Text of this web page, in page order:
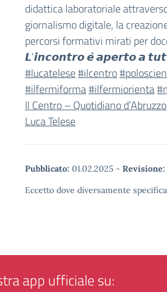
didattica laboratoriale
giornalismo digitale, la
percorsi formativi mirati per
𝙇’𝙞𝙣𝙘𝙤𝙣𝙩𝙧𝙤 𝙚̀ 𝙖𝙥𝙚𝙧𝙩𝙤 𝙖
#lucatelese#ilcentro
#ilfermiforma#ilfermiorienta
Il Centro – Quotidiano d’Abruzzo
Luca Telese
Pubblicato: 01.02.2025 - Revisione:
Eccetto dove diversamente
app ufficiale su: